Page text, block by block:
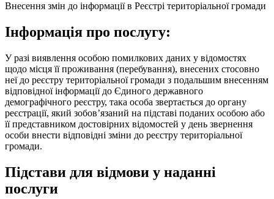
Внесення змін до інформації в Реєстрі територіальної громади
Інформація про послугу:
У разі виявлення особою помилкових даних у відомостях
щодо місця її проживання (перебування), внесених стосовно
неї до реєстру територіальної громади з подальшим внесенням
відповідної інформації до Єдиного державного
демографічного реєстру, така особа звертається до органу
реєстрації, який зобов’язаний на підставі поданих особою або
її представником достовірних відомостей у день звернення
особи внести відповідні зміни до реєстру територіальної
громади.
Підстави для відмови у наданні
послуги